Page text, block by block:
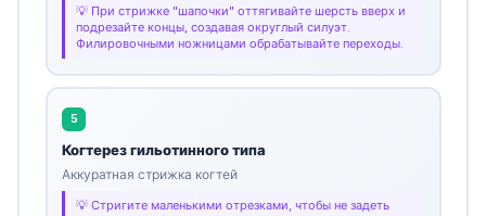
При стрижке "шапочки" оттягивайте шерсть вверх и
подрезайте концы, создавая округлый силуэт.
Филировочными ножницами обрабатывайте переходы.
5
Когтерез гильотинного типа
Аккуратная стрижка когтей
Стригите маленькими отрезками, чтобы не задеть